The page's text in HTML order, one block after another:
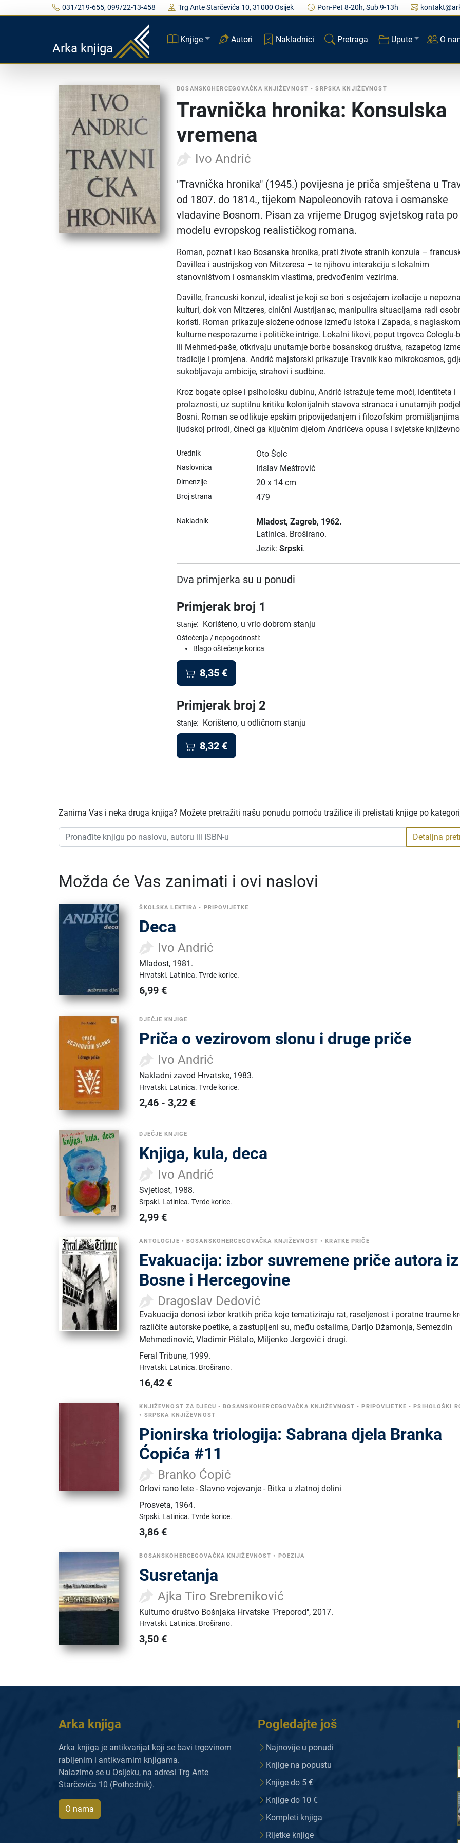
031/219-655, 099/22-13-458 Trg Ante Starčevića 10, 31000 Osijek Pon-Pet 8-20h, Sub 9-13h
Arka knjiga
Knjige Autori Nakladnici Pretraga Upute O
BOSANSKOHERCEGOVAČKA KNJIŽEVNOST •SRPSKA KNJIŽEVNOST
Travnička hronika: Konsulska
vremena
Ivo Andrić
"Travnička hronika" (1945.) povijesna je priča smještena u
od 1807. do 1814., tijekom Napoleonovih ratova i osmanske
vladavine Bosnom. Pisan za vrijeme Drugog svjetskog rata po
modelu evropskog realističkog romana.
Roman, poznat i kao Bosanska hronika, prati živote stranih konzula –
Davillea i austrijskog von Mitzeresa – te njihovu interakciju s lokalnim
stanovništvom i osmanskim vlastima, predvođenim vezirima.
Daville, francuski konzul, idealist je koji se bori s osjećajem izolacije u
kulturi, dok von Mitzeres, cinični Austrijanac, manipulira situacijama radi
koristi. Roman prikazuje složene odnose između Istoka i Zapada, s
kulturne nesporazume i političke intrige. Lokalni likovi, poput trgovca Cologlu-
ili Mehmed-paše, otkrivaju unutarnje borbe bosanskog društva, razapetog
tradicije i promjena. Andrić majstorski prikazuje Travnik kao mikrokosmos,
sukobljavaju ambicije, strahovi i sudbine.
Kroz bogate opise i psihološku dubinu, Andrić istražuje teme moći, identiteta i
prolaznosti, uz suptilnu kritiku kolonijalnih stavova stranaca i unutarnjih
Bosni. Roman se odlikuje epskim pripovijedanjem i filozofskim
ljudskoj prirodi, čineći ga ključnim djelom Andrićeva opusa i svjetske
Urednik Oto Šolc
Naslovnica Irislav Meštrović
Dimenzije 20 x 14 cm
Broj strana 479
Nakladnik Mladost, Zagreb, 1962.
Latinica. Broširano.
Jezik: Srpski.
Dva primjerka su u ponudi
Primjerak broj 1
Stanje: Korišteno, u vrlo dobrom stanju
Oštećenja / nepogodnosti:
Blago oštećenje korica
8,35 €
Primjerak broj 2
Stanje: Korišteno, u odličnom stanju
8,32 €
Zanima Vas i neka druga knjiga? Možete pretražiti našu ponudu pomoću tražilice ili prelistati knjige po
Detaljna
Možda će Vas zanimati i ovi naslovi
ŠKOLSKA LEKTIRA • PRIPOVIJETKE
Deca
Ivo Andrić
Mladost, 1981.
Hrvatski. Latinica.Tvrde korice.
6,99 €
DJEČJE KNJIGE
Priča o vezirovom slonu i druge priče
Ivo Andrić
Nakladni zavod Hrvatske, 1983.
Hrvatski. Latinica.Tvrde korice.
2,46 -3,22 €
DJEČJE KNJIGE
Knjiga, kula, deca
Ivo Andrić
Svjetlost, 1988.
Srpski. Latinica.Tvrde korice.
2,99 €
ANTOLOGIJE •BOSANSKOHERCEGOVAČKA KNJIŽEVNOST •KRATKE PRIČE
Evakuacija: izbor suvremene priče autora iz
Bosne i Hercegovine
Dragoslav Dedović
Evakuacija donosi izbor kratkih priča koje tematiziraju rat, raseljenost i poratne traume
različite autorske poetike, a zastupljeni su, među ostalima, Darijo Džamonja, Semezdin
Mehmedinović, Vladimir Pištalo, Miljenko Jergović i drugi.
Feral Tribune, 1999.
Hrvatski. Latinica. Broširano.
16,42 €
KNJIŽEVNOST ZA DJECU •BOSANSKOHERCEGOVAČKA KNJIŽEVNOST •PRIPOVIJETKE •PSIHOLOŠKI
• SRPSKA KNJIŽEVNOST
Pionirska triologija: Sabrana djela Branka
Ćopića #11
Branko Ćopić
Orlovi rano lete - Slavno vojevanje - Bitka u zlatnoj dolini
Prosveta, 1964.
Srpski. Latinica.Tvrde korice.
3,86 €
BOSANSKOHERCEGOVAČKA KNJIŽEVNOST • POEZIJA
Susretanja
Ajka Tiro Srebreniković
Kulturno društvo Bošnjaka Hrvatske "Preporod",2017.
Hrvatski. Latinica. Broširano.
3,50 €
Arka knjiga
Arka knjiga je antikvarijat koji se bavi trgovinom
rabljenim i antikvarnim knjigama.
Nalazimo se u Osijeku, na adresi Trg Ante
Starčevića 10 (Pothodnik).
O nama
Pogledajte još
Najnovije u ponudi
Knjige na popustu
Knjige do 5 €
Knjige do 10 €
Kompleti knjiga
Rijetke knjige